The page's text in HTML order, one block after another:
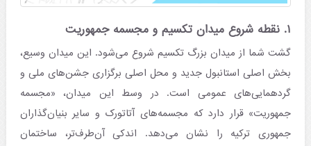
۱. نقطه شروع میدان تکسیم و مجسمه جمهوریت
گشت شما از میدان بزرگ تکسیم شروع می‌شود. این میدان وسیع،
بخش اصلی استانبول جدید و محل اصلی برگزاری جشن‌های ملی و
گردهمایی‌های عمومی است. در وسط این میدان، «مجسمه
جمهوریت» قرار دارد که مجسمه‌های آتاتورک و سایر بنیان‌گذاران
جمهوری ترکیه را نشان می‌دهد. اندکی آن‌طرف‌تر، ساختمان